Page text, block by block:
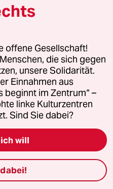
dass die Männer
Zuweilen ist
junge Frauen
Zwängen
kenne z.B. eine
Tochter vergeblich
Kopftuches bringen
mittlerweile
die Tochter darauf
sich mit Kopftuch
hinter jeder Frau
Burkini einen
der sie zwingt.
das freiwillige
offene Gesellschaft!
die sich gegen
unsere Solidarität.
Einnahmen aus
beginnt im Zentrum“ –
linke Kulturzentren
Sind Sie dabei?
will